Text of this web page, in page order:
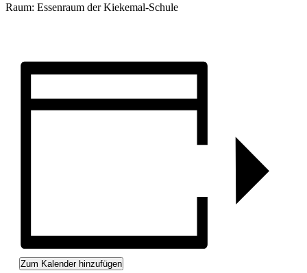
Raum: Essenraum der Kiekemal-Schule
Zum Kalender hinzufügen